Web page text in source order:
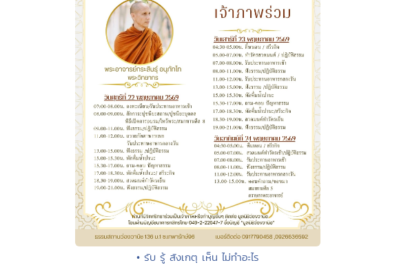
• รับ รู้ สังเกตุ เห็น ไม่ทำอะไร